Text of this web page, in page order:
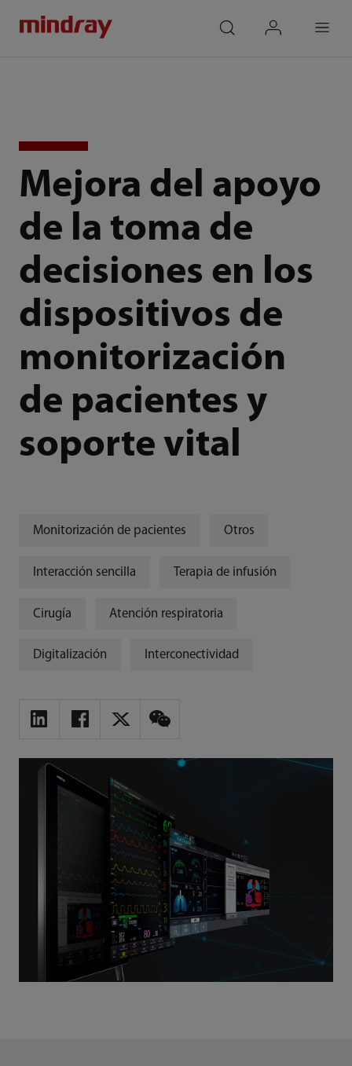
Mejora del apoyo
de la toma de
decisiones en los
dispositivos de
monitorización
de pacientes y
soporte vital
Monitorización de pacientes Otros
Interacción sencilla Terapia de infusión
Cirugía Atención respiratoria
Digitalización Interconectividad